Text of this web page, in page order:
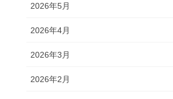
2026年5月
2026年4月
2026年3月
2026年2月